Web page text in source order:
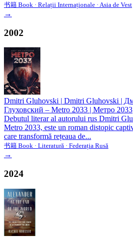
书籍 Book · Relații Internaționale · Asia de Vest
→
2002
Dmitri Gluhovski | Dmitri Gluhovski |
Глуховский – Metro 2033 | Метро 2033
Debutul literar al autorului rus Dmitri
Metro 2033, este un roman distopic
care transformă rețeaua de...
书籍 Book · Literatură · Federația Rusă
→
2024